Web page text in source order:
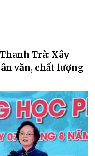
Trà: Xây
văn, chất lượng